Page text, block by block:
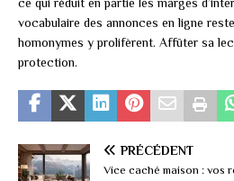
ce qui réduit en partie les marges
vocabulaire des annonces en ligne
homonymes y prolifèrent. Affûter sa
protection.
PRÉCÉDENT
Vice caché maison : vos